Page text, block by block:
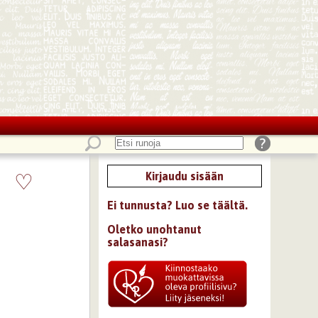
♡ Kirjaudu sisään
Ei tunnusta? Luo se täältä.
Oletko unohtanut
salasanasi?